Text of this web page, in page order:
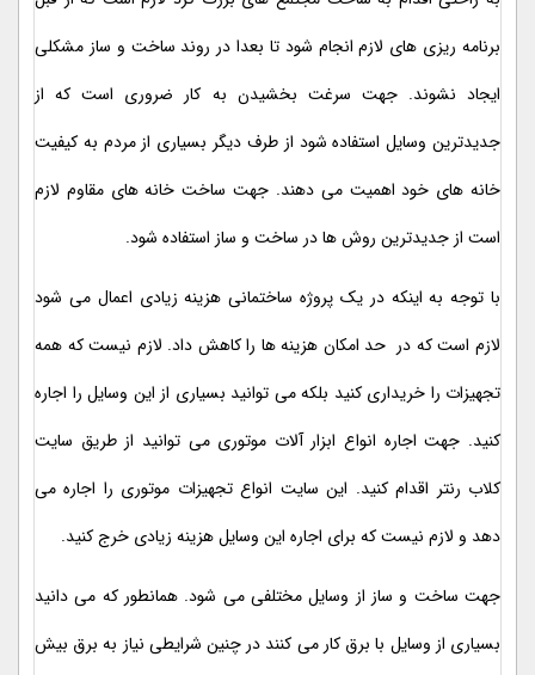
برنامه ریزی های لازم انجام شود تا بعدا در روند ساخت و ساز مشکلی
ایجاد نشوند. جهت سرغت بخشیدن به کار ضروری است که از
جدیدترین وسایل استفاده شود از طرف دیگر بسیاری از مردم به کیفیت
خانه های خود اهمیت می دهند. جهت ساخت خانه های مقاوم لازم
است از جدیدترین روش ها در ساخت و ساز استفاده شود.
با توجه به اینکه در یک پروژه ساختمانی هزینه زیادی اعمال می شود
لازم است که در حد امکان هزینه ها را کاهش داد. لازم نیست که همه
تجهیزات را خریداری کنید بلکه می توانید بسیاری از این وسایل را اجاره
کنید. جهت اجاره انواع ابزار آلات موتوری می توانید از طریق سایت
کلاب رنتر اقدام کنید. این سایت انواع تجهیزات موتوری را اجاره می
دهد و لازم نیست که برای اجاره این وسایل هزینه زیادی خرج کنید.
جهت ساخت و ساز از وسایل مختلفی می شود. همانطور که می دانید
بسیاری از وسایل با برق کار می کنند در چنین شرایطی نیاز به برق بیش